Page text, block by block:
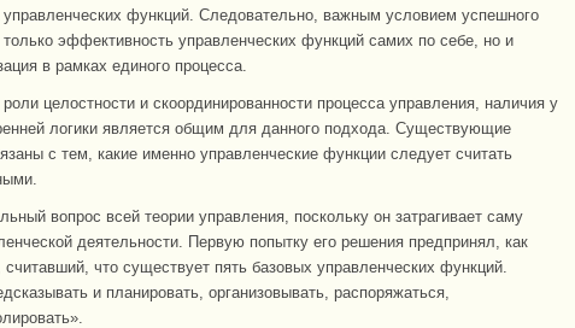
управленческих функций. Следовательно, важным условием успешного
эффективность управленческих функций самих по себе, но и
в рамках единого процесса.
целостности и скоординированности процесса управления, наличия у
логики является общим для данного подхода. Существующие
с тем, какие именно управленческие функции следует считать
вопрос всей теории управления, поскольку он затрагивает саму
деятельности. Первую попытку его решения предпринял, как
считавший, что существует пять базовых управленческих функций.
и планировать, организовывать, распоряжаться,